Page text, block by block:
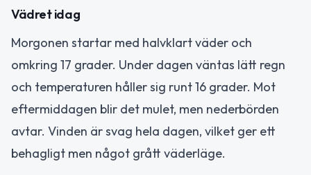
Vädret idag
Morgonen startar med halvklart väder och
omkring 17 grader. Under dagen väntas lätt regn
och temperaturen håller sig runt 16 grader. Mot
eftermiddagen blir det mulet, men nederbörden
avtar. Vinden är svag hela dagen, vilket ger ett
behagligt men något grått väderläge.